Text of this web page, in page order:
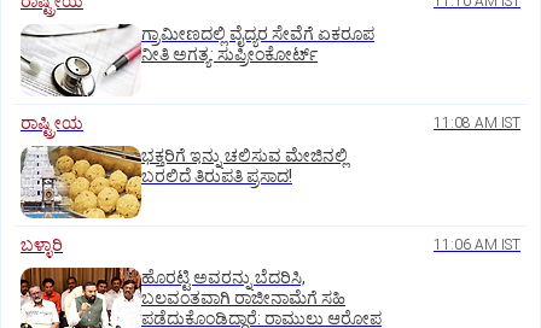
ಗ್ರಾಮೀಣದಲ್ಲಿ ವೈದ್ಯರ ಸೇವೆಗೆ ಏಕರೂಪ
ನೀತಿ ಅಗತ್ಯ: ಸುಪ್ರೀಂಕೋರ್ಟ್‌
ರಾಷ್ಟ್ರೀಯ 11:08 AM IST
ಭಕ್ತರಿಗೆ ಇನ್ನು ಚಲಿಸುವ ಮೇಜಿನಲ್ಲಿ
ಬರಲಿದೆ ತಿರುಪತಿ ಪ್ರಸಾದ!
ಬಳ್ಳಾರಿ 11:06 AM IST
ಹೊರಟ್ಟಿ ಅವರನ್ನು ಬೆದರಿಸಿ,
ಬಲವಂತವಾಗಿ ರಾಜೀನಾಮೆಗೆ ಸಹಿ
ಪಡೆದುಕೊಂಡಿದ್ದಾರೆ: ರಾಮುಲು ಆರೋಪ